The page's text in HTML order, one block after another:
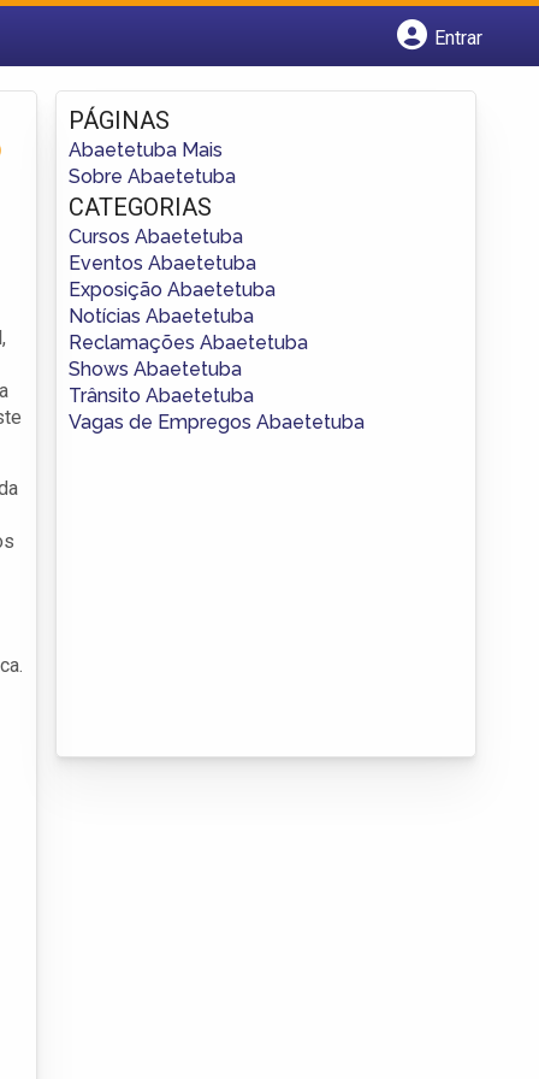
Entrar
Fazer login
Criar conta
PÁGINAS
Abaetetuba Mais
Sobre Abaetetuba
CATEGORIAS
Cursos Abaetetuba
Eventos Abaetetuba
Exposição Abaetetuba
Notícias Abaetetuba
Reclamações Abaetetuba
Shows Abaetetuba
Trânsito Abaetetuba
Vagas de Empregos Abaetetuba